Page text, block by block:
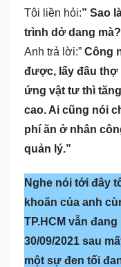
Tôi liền hỏi:” Sao
trình dở dang
Anh trả lời:” Công
được, lấy đâu thợ
ứng vật tư thì
cao. Ai cũng nói
phí ăn ở nhân
quản lý.”
Nghe nói tới đây
khoăn của anh
TP.HCM vẫn
30/09/2021 sau
một sự đen tối